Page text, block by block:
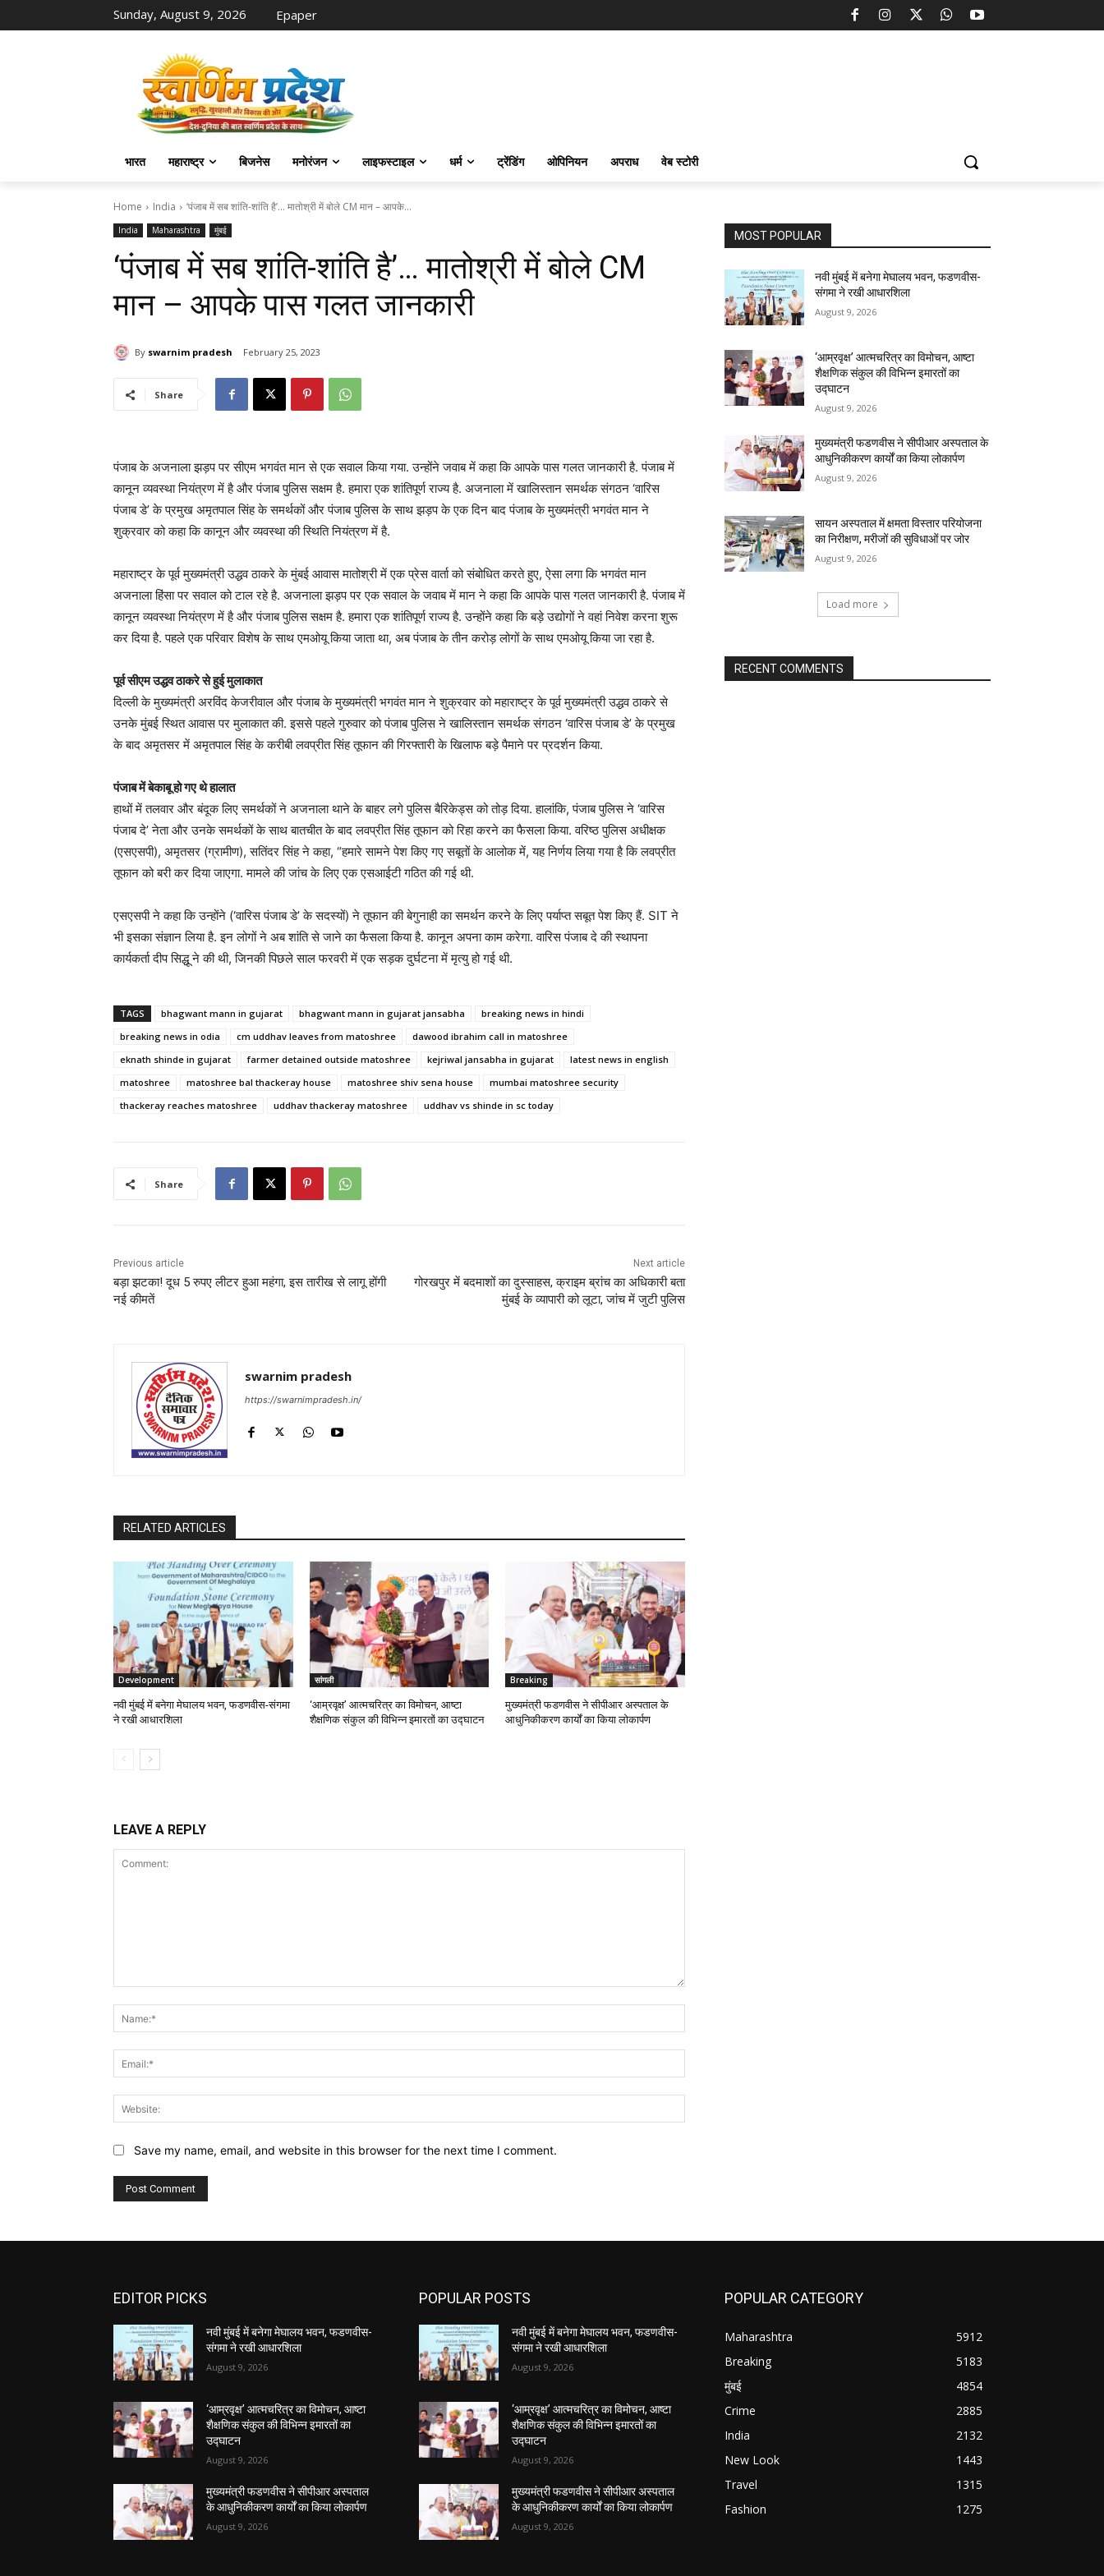
Sunday, August 9, 2026 Epaper
भारत महाराष्ट्र बिजनेस मनोरंजन लाइफस्‍टाइल धर्म ट्रेंडिंग ओपिनियन अपराध वेब स्टोरी
Home India ‘पंजाब में सब शांति-शांति है’… मातोश्री में बोले CM मान – आपके...
India Maharashtra मुंबई
‘पंजाब में सब शांति-शांति है’… मातोश्री में बोले CM
मान – आपके पास गलत जानकारी
By swarnim pradesh February 25, 2023
Share
पंजाब के अजनाला झड़प पर सीएम भगवंत मान से एक सवाल किया गया. उन्होंने जवाब में कहा कि आपके पास गलत जानकारी है. पंजाब में
कानून व्यवस्था नियंत्रण में है और पंजाब पुलिस सक्षम है. हमारा एक शांतिपूर्ण राज्य है. अजनाला में खालिस्तान समर्थक संगठन ‘वारिस
पंजाब डे’ के प्रमुख अमृतपाल सिंह के समर्थकों और पंजाब पुलिस के साथ झड़प के एक दिन बाद पंजाब के मुख्यमंत्री भगवंत मान ने
शुक्रवार को कहा कि कानून और व्यवस्था की स्थिति नियंत्रण में है.
महाराष्ट्र के पूर्व मुख्यमंत्री उद्धव ठाकरे के मुंबई आवास मातोश्री में एक प्रेस वार्ता को संबोधित करते हुए, ऐसा लगा कि भगवंत मान
अजनाला हिंसा पर सवाल को टाल रहे है. अजनाला झड़प पर एक सवाल के जवाब में मान ने कहा कि आपके पास गलत जानकारी है. पंजाब में
कानून व्यवस्था नियंत्रण में है और पंजाब पुलिस सक्षम है. हमारा एक शांतिपूर्ण राज्य है. उन्होंने कहा कि बड़े उद्योगों ने वहां निवेश करना शुरू
कर दिया है. पहले एक परिवार विशेष के साथ एमओयू किया जाता था, अब पंजाब के तीन करोड़ लोगों के साथ एमओयू किया जा रहा है.
पूर्व सीएम उद्धव ठाकरे से हुई मुलाकात
दिल्ली के मुख्यमंत्री अरविंद केजरीवाल और पंजाब के मुख्यमंत्री भगवंत मान ने शुक्रवार को महाराष्ट्र के पूर्व मुख्यमंत्री उद्धव ठाकरे से
उनके मुंबई स्थित आवास पर मुलाकात की. इससे पहले गुरुवार को पंजाब पुलिस ने खालिस्तान समर्थक संगठन ‘वारिस पंजाब डे’ के प्रमुख
के बाद अमृतसर में अमृतपाल सिंह के करीबी लवप्रीत सिंह तूफान की गिरफ्तारी के खिलाफ बड़े पैमाने पर प्रदर्शन किया.
पंजाब में बेकाबू हो गए थे हालात
हाथों में तलवार और बंदूक लिए समर्थकों ने अजनाला थाने के बाहर लगे पुलिस बैरिकेड्स को तोड़ दिया. हालांकि, पंजाब पुलिस ने ‘वारिस
पंजाब दे’ नेता और उनके समर्थकों के साथ बातचीत के बाद लवप्रीत सिंह तूफान को रिहा करने का फैसला किया. वरिष्ठ पुलिस अधीक्षक
(एसएसपी), अमृतसर (ग्रामीण), सतिंदर सिंह ने कहा, “हमारे सामने पेश किए गए सबूतों के आलोक में, यह निर्णय लिया गया है कि लवप्रीत
तूफान को बरी कर दिया जाएगा. मामले की जांच के लिए एक एसआईटी गठित की गई थी.
एसएसपी ने कहा कि उन्होंने (‘वारिस पंजाब डे’ के सदस्यों) ने तूफान की बेगुनाही का समर्थन करने के लिए पर्याप्त सबूत पेश किए हैं. SIT ने
भी इसका संज्ञान लिया है. इन लोगों ने अब शांति से जाने का फैसला किया है. कानून अपना काम करेगा. वारिस पंजाब दे की स्थापना
कार्यकर्ता दीप सिद्धू ने की थी, जिनकी पिछले साल फरवरी में एक सड़क दुर्घटना में मृत्यु हो गई थी.
TAGS bhagwant mann in gujarat bhagwant mann in gujarat jansabha
breaking news in hindi
breaking news in odia
cm uddhav leaves from matoshree
dawood ibrahim call in matoshree
eknath shinde in gujarat
farmer detained outside matoshree kejriwal jansabha in gujarat
latest news in english
matoshree
matoshree bal thackeray house matoshree shiv sena house
mumbai matoshree security
thackeray reaches matoshree
uddhav thackeray matoshree uddhav vs shinde in sc today
Share
Previous article
बड़ा झटका! दूध 5 रुपए लीटर हुआ महंगा, इस तारीख से लागू होंगी
नई कीमतें
Next article
गोरखपुर में बदमाशों का दुस्साहस, क्राइम ब्रांच का अधिकारी बता
मुंबई के व्यापारी को लूटा, जांच में जुटी पुलिस
swarnim pradesh
https://swarnimpradesh.in/
RELATED ARTICLES
Development
नवी मुंबई में बनेगा मेघालय भवन, फडणवीस-संगमा
ने रखी आधारशिला
सांगली
‘आम्रवृक्ष’ आत्मचरित्र का विमोचन, आष्टा
शैक्षणिक संकुल की विभिन्न इमारतों का उद्घाटन
Breaking
मुख्यमंत्री फडणवीस ने सीपीआर अस्पताल के
आधुनिकीकरण कार्यों का किया लोकार्पण
LEAVE A REPLY
Save my name, email, and website in this browser for the next time I comment.
MOST POPULAR
नवी मुंबई में बनेगा मेघालय भवन, फडणवीस-
संगमा ने रखी आधारशिला
August 9, 2026
‘आम्रवृक्ष’ आत्मचरित्र का विमोचन, आष्टा
शैक्षणिक संकुल की विभिन्न इमारतों का
उद्घाटन
August 9, 2026
मुख्यमंत्री फडणवीस ने सीपीआर अस्पताल के
आधुनिकीकरण कार्यों का किया लोकार्पण
August 9, 2026
सायन अस्पताल में क्षमता विस्तार परियोजना
का निरीक्षण, मरीजों की सुविधाओं पर जोर
August 9, 2026
Load more
RECENT COMMENTS
EDITOR PICKS
नवी मुंबई में बनेगा मेघालय भवन, फडणवीस-
संगमा ने रखी आधारशिला
August 9, 2026
‘आम्रवृक्ष’ आत्मचरित्र का विमोचन, आष्टा
शैक्षणिक संकुल की विभिन्न इमारतों का
उद्घाटन
August 9, 2026
मुख्यमंत्री फडणवीस ने सीपीआर अस्पताल
के आधुनिकीकरण कार्यों का किया लोकार्पण
August 9, 2026
POPULAR POSTS
नवी मुंबई में बनेगा मेघालय भवन, फडणवीस-
संगमा ने रखी आधारशिला
August 9, 2026
‘आम्रवृक्ष’ आत्मचरित्र का विमोचन, आष्टा
शैक्षणिक संकुल की विभिन्न इमारतों का
उद्घाटन
August 9, 2026
मुख्यमंत्री फडणवीस ने सीपीआर अस्पताल
के आधुनिकीकरण कार्यों का किया लोकार्पण
August 9, 2026
POPULAR CATEGORY
Maharashtra
5912
Breaking
5183
मुंबई
4854
Crime
2885
India
2132
New Look
1443
Travel
1315
Fashion
1275